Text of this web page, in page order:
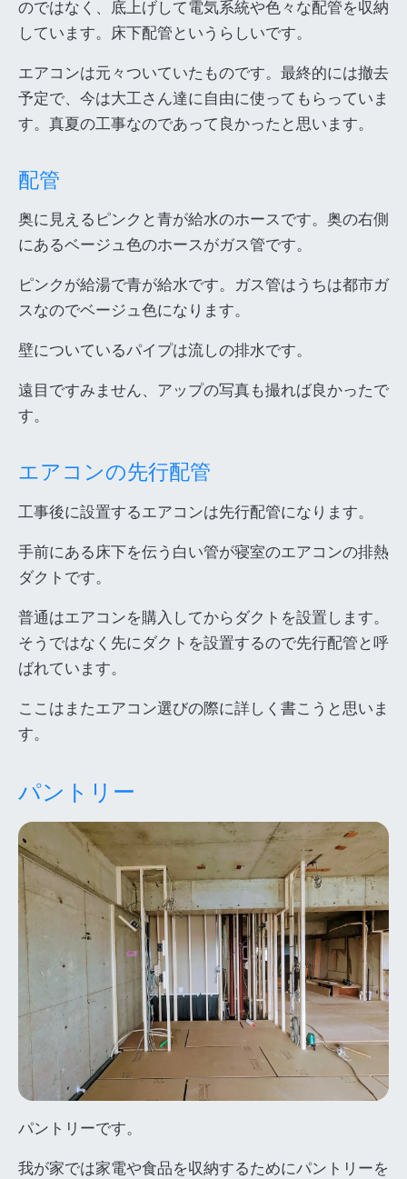
のではなく、底上げして電気系統や色々な配管を収納
しています。床下配管というらしいです。
エアコンは元々ついていたものです。最終的には撤去
予定で、今は大工さん達に自由に使ってもらっていま
す。真夏の工事なのであって良かったと思います。
配管
奥に見えるピンクと青が給水のホースです。奥の右側
にあるベージュ色のホースがガス管です。
ピンクが給湯で青が給水です。ガス管はうちは都市ガ
スなのでベージュ色になります。
壁についているパイプは流しの排水です。
遠目ですみません、アップの写真も撮れば良かったで
す。
エアコンの先行配管
工事後に設置するエアコンは先行配管になります。
手前にある床下を伝う白い管が寝室のエアコンの排熱
ダクトです。
普通はエアコンを購入してからダクトを設置します。
そうではなく先にダクトを設置するので先行配管と呼
ばれています。
ここはまたエアコン選びの際に詳しく書こうと思いま
す。
パントリー
パントリーです。
我が家では家電や食品を収納するためにパントリーを